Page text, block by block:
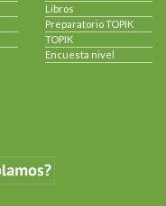
Libros
Preparatorio TOPIK
TOPIK
Encuesta nivel